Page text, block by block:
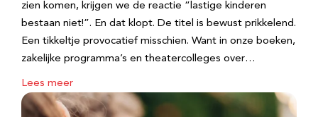
zien komen, krijgen we de reactie “lastige kinderen
bestaan niet!”. En dat klopt. De titel is bewust prikkelend.
Een tikkeltje provocatief misschien. Want in onze boeken,
zakelijke programma’s en theatercolleges over…
Lees meer